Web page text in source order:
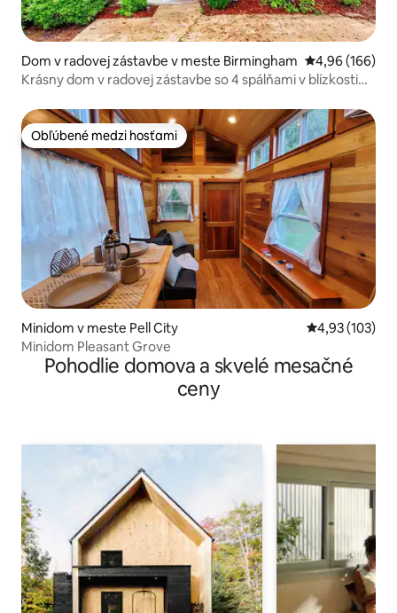
Dom v radovej zástavbe v meste Birmingham Priemerné
4,96 (166)
Krásny dom v radovej zástavbe so 4 spálňami v blízkosti
Obľúbené medzi hosťami
Obľúbené medzi hosťami
Minidom v meste Pell City Priemerné
4,93 (103)
Minidom Pleasant Grove
Pohodlie domova a skvelé mesačné
ceny